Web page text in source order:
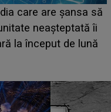
Cine sunt artiștii
ore au loc cele mai